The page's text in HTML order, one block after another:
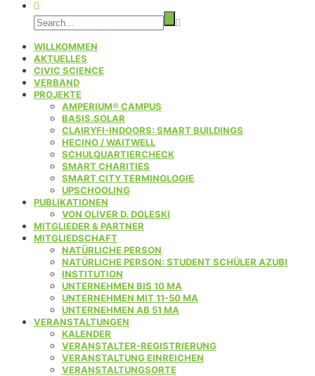
WILLKOMMEN
AKTUELLES
CIVIC SCIENCE
VERBAND
PROJEKTE
AMPERIUM® CAMPUS
BASIS.SOLAR
CLAIRYFI-INDOORS: SMART BUILDINGS
HECINO / WAITWELL
SCHULQUARTIERCHECK
SMART CHARITIES
SMART CITY TERMINOLOGIE
UPSCHOOLING
PUBLIKATIONEN
VON OLIVER D. DOLESKI
MITGLIEDER & PARTNER
MITGLIEDSCHAFT
NATÜRLICHE PERSON
NATÜRLICHE PERSON: STUDENT SCHÜLER AZUBI
INSTITUTION
UNTERNEHMEN BIS 10 MA
UNTERNEHMEN MIT 11-50 MA
UNTERNEHMEN AB 51 MA
VERANSTALTUNGEN
KALENDER
VERANSTALTER-REGISTRIERUNG
VERANSTALTUNG EINREICHEN
VERANSTALTUNGSORTE